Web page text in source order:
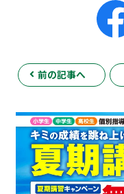
前の記事へ